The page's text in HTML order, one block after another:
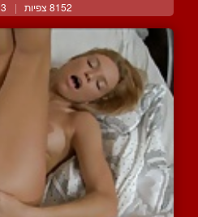
8152 צפיות | 3 המלצות